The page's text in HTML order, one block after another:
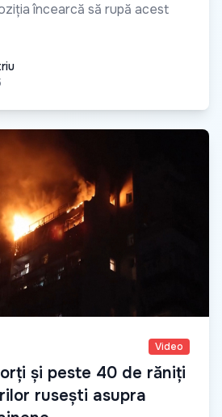
încearcă să rupă acest
Video
și peste 40 de răniți
rusești asupra